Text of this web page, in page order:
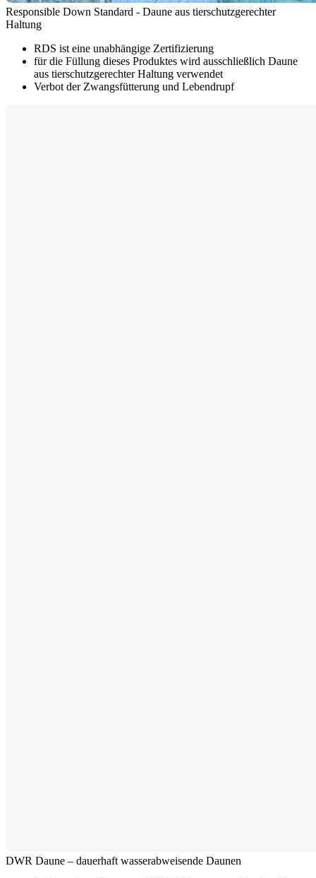
Responsible Down Standard - Daune aus tierschutzgerechter
Haltung
RDS ist eine unabhängige Zertifizierung
für die Füllung dieses Produktes wird ausschließlich Daune
aus tierschutzgerechter Haltung verwendet
Verbot der Zwangsfütterung und Lebendrupf
DWR Daune – dauerhaft wasserabweisende Daunen